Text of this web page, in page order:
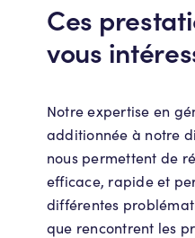
Ces
vous
Notre expertise en
additionnée à notre
nous permettent de
efficace, rapide et
différentes
que rencontrent les